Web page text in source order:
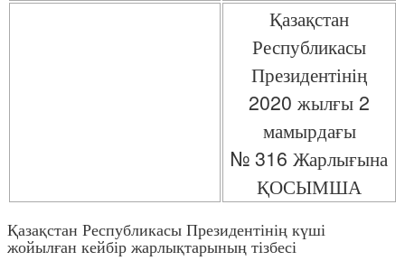
Қазақстан
Республикасы
Президентінің
2020 жылғы 2
мамырдағы
№ 316 Жарлығына
ҚОСЫМША
Қазақстан Республикасы Президентінің күші
жойылған кейбір жарлықтарының тізбесі